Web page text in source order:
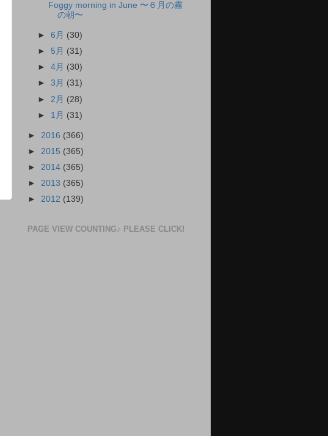
Foggy morning in June 〜６月の霧
の朝〜
►6月 (30)
► 5月 (31)
►4月 (30)
►3月 (31)
► 2月 (28)
► 1月 (31)
► 2016 (366)
► 2015 (365)
► 2014 (365)
► 2013 (365)
► 2012 (139)
PAGE VIEW COUNTING♪ PLEASE CLICK!